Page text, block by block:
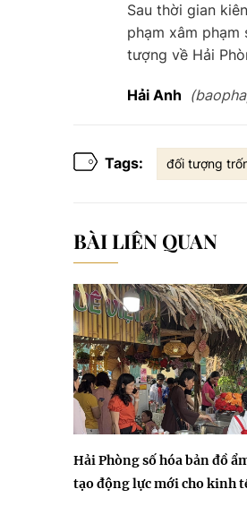
Sau thời gian
phạm xâm
tượng về Hải
Hải Anh
Tags: đối tượng
BÀI LIÊN QUAN
Hải Phòng số hóa bản đồ
tạo động lực mới cho kinh